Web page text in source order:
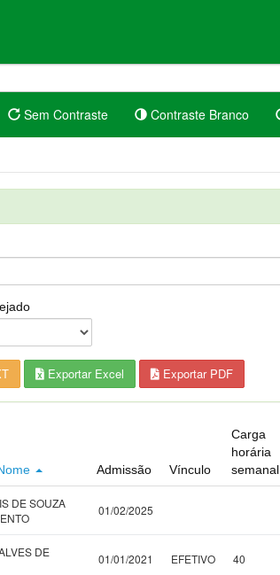
Sem Contraste Contraste Branco
Exportar Excel Exportar PDF
Admissão Vínculo
Carga
horária
semanal
DE SOUZA
01/02/2025
DE
01/01/2021 EFETIVO 40